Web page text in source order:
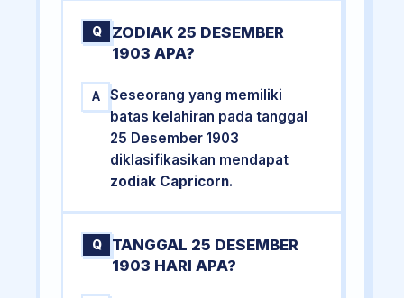
Q
ZODIAK 25 DESEMBER
1903 APA?
A
Seseorang yang memiliki
batas kelahiran pada tanggal
25 Desember 1903
diklasifikasikan mendapat
zodiak Capricorn.
Q
TANGGAL 25 DESEMBER
1903 HARI APA?